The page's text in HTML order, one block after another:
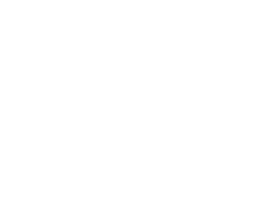
Typen 100, 150, 190, 240 und 320 entsprechend